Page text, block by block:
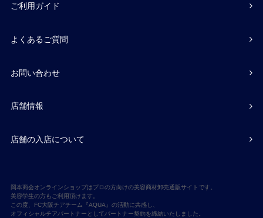
ご利用ガイド
よくあるご質問
お問い合わせ
店舗情報
店舗の入店について
岡本商会オンラインショップはプロの方向けの美容商材卸売通販サイトです。
美容学生の方もご利用頂けます。
この度、FC大阪チアチーム『AQUA』の活動に共感し、
オフィシャルチアパートナーとしてパートナー契約を締結いたしました。